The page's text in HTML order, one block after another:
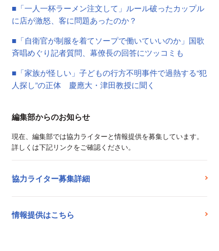
■「一人一杯ラーメン注文して」ルール破ったカップル
に店が激怒、客に問題あったのか？
■「自衛官が制服を着てソープで働いていいのか」国歌
斉唱めぐり記者質問、幕僚長の回答にツッコミも
■「家族が怪しい」子どもの行方不明事件で過熱する“犯
人探し”の正体 慶應大・津田教授に聞く
編集部からのお知らせ
現在、編集部では協力ライターと情報提供を募集しています。
詳しくは下記リンクをご確認ください。
協力ライター募集詳細
情報提供はこちら